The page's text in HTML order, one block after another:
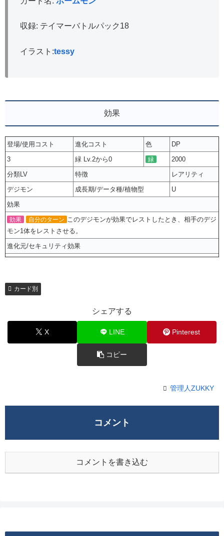
収録: テイマーバトルパック18
イラスト:tessy
効果
登場/使用コスト 進化コスト 色
DP
3
緑 Lv.2から0 緑
2000
分類LV
特徴
レアリティ
デジモン
成長期/データ種/植物型
U
効果
効果 自分のターン
このデジモンが効果でレストしたとき、相手のデジ
モン1体をレストさせる。
進化元/セキュリティ効果
カード別
シェアする
X LINE Pinterest
コピー
管理人ZUKKY
コメント
コメントを書き込む